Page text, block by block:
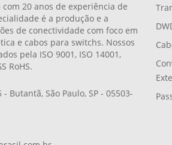
20 anos de experiência de
é a produção e a
de conectividade com foco em
e cabos para switchs. Nossos
pela ISO 9001, ISO 14001,
RoHS.
Butantã, São Paulo, SP - 05503-